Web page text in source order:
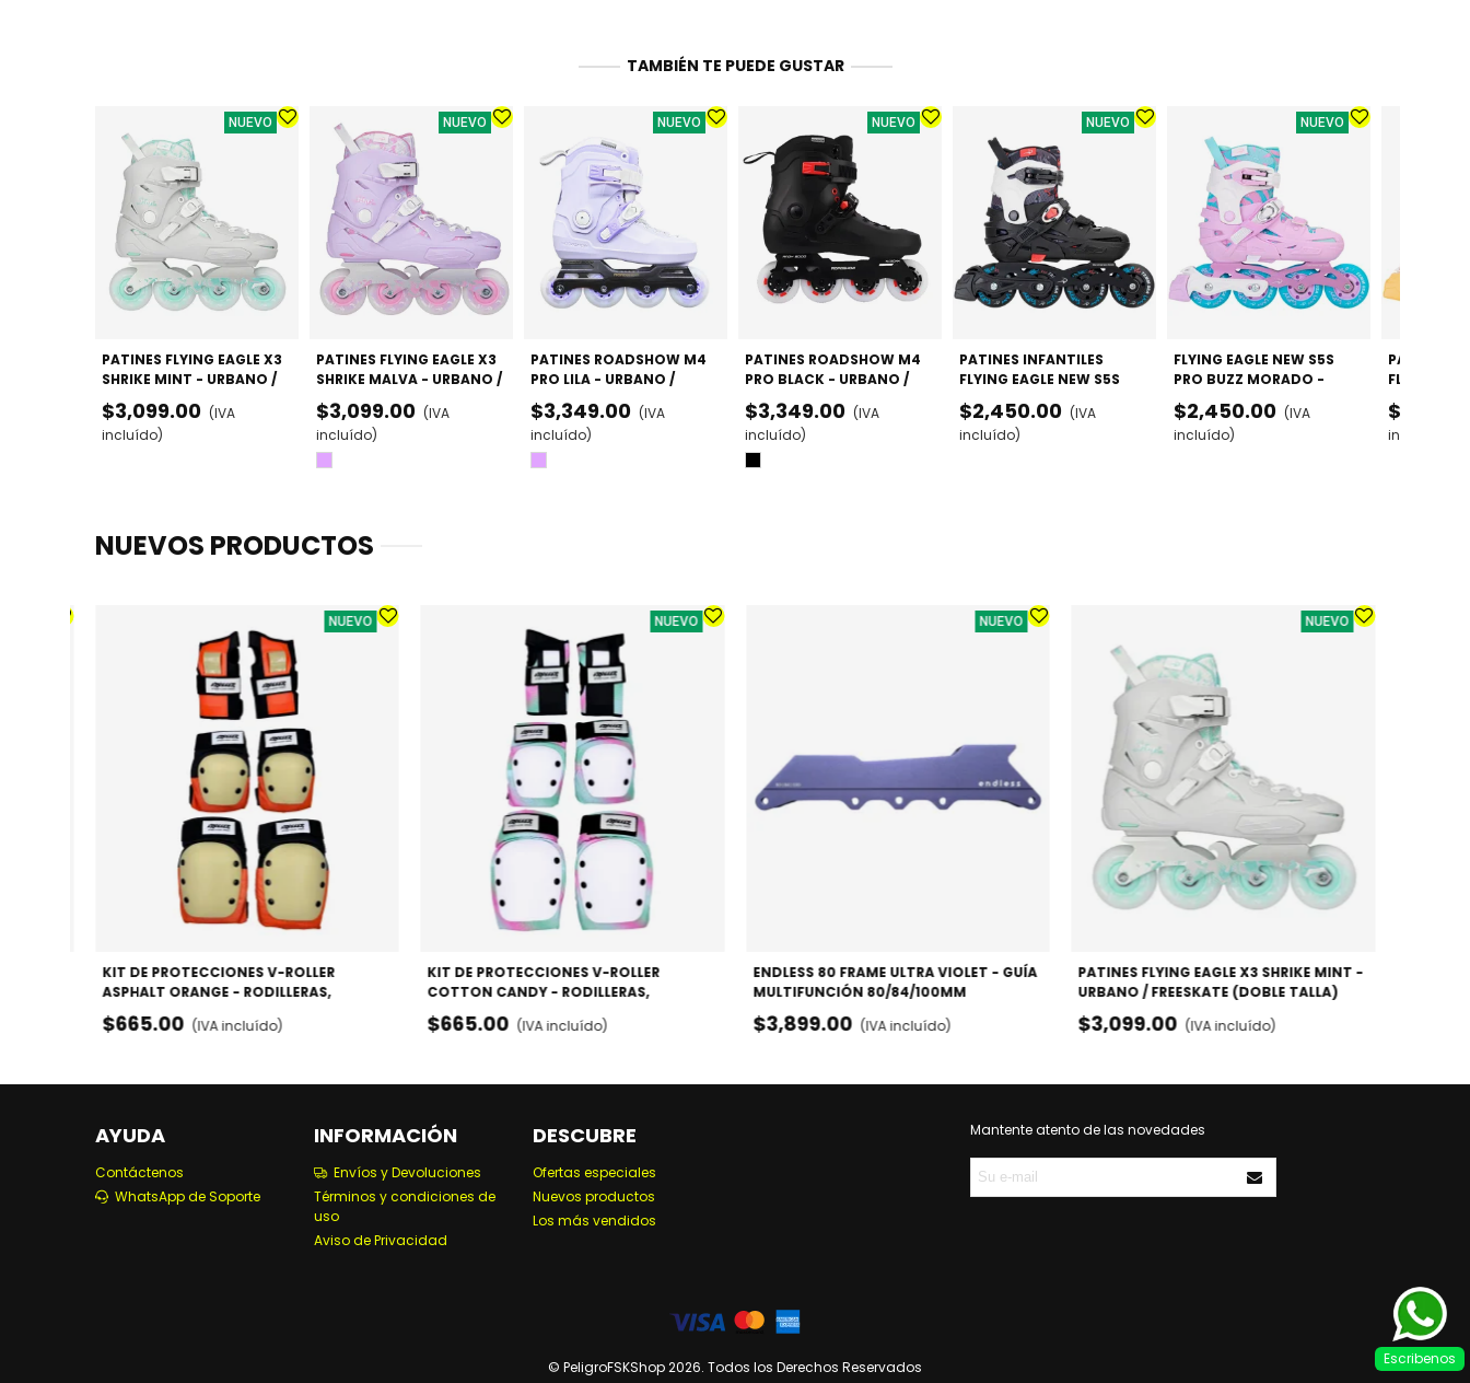
TAMBIÉN TE PUEDE GUSTAR
NUEVO
PATINES FLYING EAGLE X3
SHRIKE MINT - URBANO /
FREESKATE (DOBLE TALLA)
$3,099.00 (IVA
incluído)
NUEVO
PATINES FLYING EAGLE X3
SHRIKE MALVA - URBANO /
FREESKATE
$3,099.00 (IVA
incluído)
NUEVO
PATINES ROADSHOW M4
PRO LILA - URBANO /
FREESKATE AVANZADO
$3,349.00 (IVA
incluído)
NUEVO
PATINES ROADSHOW M4
PRO BLACK - URBANO /
FREESKATE AVANZADO
$3,349.00 (IVA
incluído)
NUEVO
PATINES INFANTILES
FLYING EAGLE NEW S5S
PRO BUZZ NEGRO -
AJUSTABLES GAMA ALTA
$2,450.00 (IVA
incluído)
NUEVO
FLYING EAGLE NEW S5S
PRO BUZZ MORADO -
AJUSTABLES GAMA ALTA
$2,450.00 (IVA
incluído)
PATINES
FLYING
PRO BUZZ
incluído)
NUEVOS PRODUCTOS
NUEVO
KIT DE PROTECCIONES V-ROLLER
ASPHALT ORANGE - RODILLERAS,
CODERAS Y MUÑEQUERAS
$665.00 (IVA incluído)
NUEVO
KIT DE PROTECCIONES V-ROLLER
COTTON CANDY - RODILLERAS,
CODERAS Y MUÑEQUERAS
$665.00 (IVA incluído)
NUEVO
ENDLESS 80 FRAME ULTRA VIOLET - GUÍA
MULTIFUNCIÓN 80/84/100MM
$3,899.00 (IVA incluído)
NUEVO
PATINES FLYING EAGLE X3 SHRIKE MINT -
URBANO / FREESKATE (DOBLE TALLA)
$3,099.00 (IVA incluído)
AYUDA
Contáctenos
WhatsApp de Soporte
INFORMACIÓN
Envíos y Devoluciones
Términos y condiciones de
uso
Aviso de Privacidad
DESCUBRE
Ofertas especiales
Nuevos productos
Los más vendidos
Mantente atento de las novedades
© PeligroFSKShop 2026. Todos los Derechos Reservados Escribenos